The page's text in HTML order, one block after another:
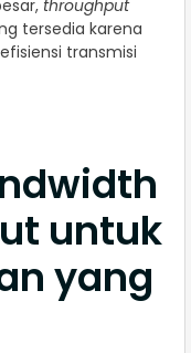
throughput
tersedia karena
transmisi
untuk
yang